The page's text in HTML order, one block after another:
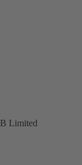
Limited